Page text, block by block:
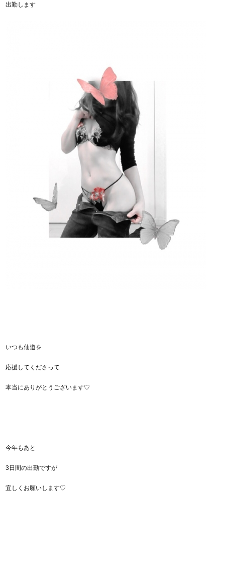
出勤します
いつも仙道を
応援してくださって
本当にありがとうございます♡
今年もあと
3日間の出勤ですが
宜しくお願いします♡